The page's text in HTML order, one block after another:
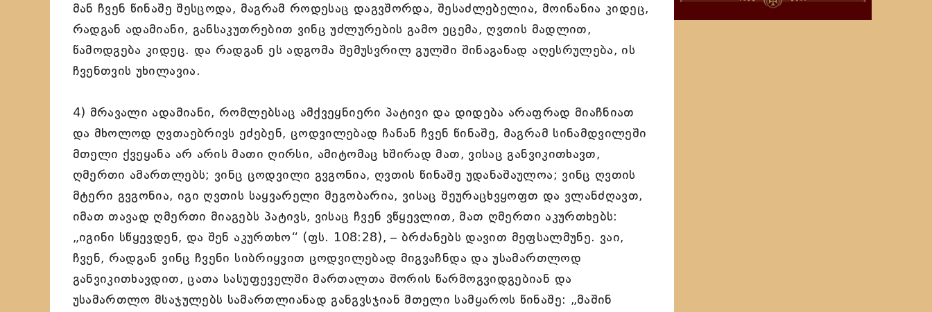
მან ჩვენ წინაშე შესცოდა, მაგრამ როდესაც დაგვშორდა, შესაძლებელია, მოინანია კიდეც,
რადგან ადამიანი, განსაკუთრებით ვინც უძლურების გამო ეცემა, ღვთის მადლით,
წამოდგება კიდეც. და რადგან ეს ადგომა შემუსვრილ გულში შინაგანად აღესრულება, ის
ჩვენთვის უხილავია.
4) მრავალი ადამიანი, რომლებსაც ამქვეყნიერი პატივი და დიდება არაფრად მიაჩნიათ
და მხოლოდ ღვთაებრივს ეძებენ, ცოდვილებად ჩანან ჩვენ წინაშე, მაგრამ სინამდვილეში
მთელი ქვეყანა არ არის მათი ღირსი, ამიტომაც ხშირად მათ, ვისაც განვიკითხავთ,
ღმერთი ამართლებს; ვინც ცოდვილი გვგონია, ღვთის წინაშე უდანაშაულოა; ვინც ღვთის
მტერი გვგონია, იგი ღვთის საყვარელი მეგობარია, ვისაც შეურაცხვყოფთ და ვლანძღავთ,
იმათ თავად ღმერთი მიაგებს პატივს, ვისაც ჩვენ ვწყევლით, მათ ღმერთი აკურთხებს:
„იგინი სწყევდენ, და შენ აკურთხო“ (ფს. 108:28), – ბრძანებს დავით მეფსალმუნე. ვაი,
ჩვენ, რადგან ვინც ჩვენი სიბრიყვით ცოდვილებად მიგვაჩნდა და უსამართლოდ
განვიკითხავდით, ცათა სასუფეველში მართალთა შორის წარმოგვიდგებიან და
უსამართლო მსაჯულებს სამართლიანად განგვსჯიან მთელი სამყაროს წინაშე: „მაშინ